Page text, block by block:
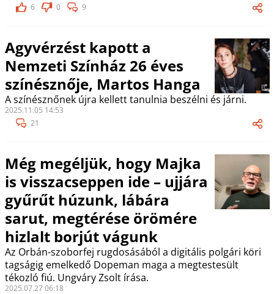
6
0 9
Agyvérzést kapott a
Nemzeti Színház 26 éves
színésznője, Martos Hanga
A színésznőnek újra kellett tanulnia beszélni és járni.
2025.11.05 14:53
21
Még megéljük, hogy Majka
is visszacseppen ide – ujjára
gyűrűt húzunk, lábára
sarut, megtérése örömére
hizlalt borjút vágunk
Az Orbán-szoborfej rugdosásából a digitális polgári köri
tagságig emelkedő Dopeman maga a megtestesült
tékozló fiú. Ungváry Zsolt írása.
2025.07.27 06:18